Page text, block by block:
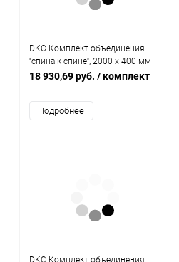
DKC Комплект объединения
''спина к спине'', 2000 x 400 мм
(R5KFRE2040M)
18 930,69 руб. / комплект
Подробнее
DKC Комплект объединения